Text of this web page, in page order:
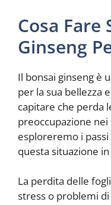
Cosa Fare
Ginseng
Il bonsai ginseng è
per la sua bellezza
capitare che perda
preoccupazione
esploreremo i
questa situazione
La perdita delle
stress o problemi